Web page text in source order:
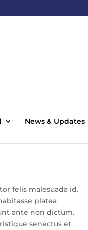
News & Updates
felis malesuada id.
platea
ante non dictum.
senectus et